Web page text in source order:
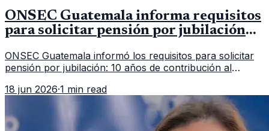
ONSEC Guatemala informa requisitos
para solicitar pensión por jubilación
ONSEC Guatemala informó los requisitos para solicitar
pensión por jubilación: 10 años de contribución al
importar edad.
18 jun 2026·1 min read